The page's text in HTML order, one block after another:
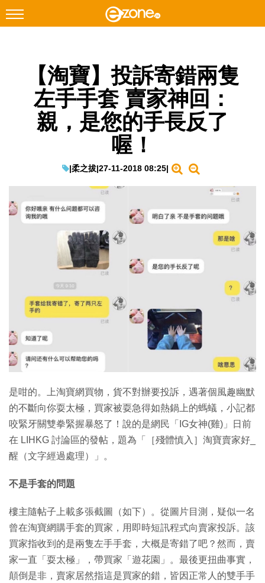
Facebook Instagram
科技焦點
網絡生活
EduTech
IT Times
生成式AI與雲端應用
Enterprise Digital Transformation
【淘寶】投訴寄錯兩隻
左手手套 賣家神回：
親，是您的手長反了
喔！
|柔之拔|27-11-2018 08:25|
是咁的。上淘寶網買物，貨不對辦要投訴，遇著個風趣幽默
的不斷向你耍太極，買家被耍急得如熱鍋上的螞蟻，小記都
咬緊牙關雙拳緊握暴怒了！說的是網民「IG女神(雞)」日前
在 LIHKG 討論區的發帖，題為「［殘體慎入］淘寶賣家好_
醒（文字經過處理）」。
不是手套的問題
樓主隨帖子上載多張截圖（如下）。從圖片目測，疑似一名
曾在淘寶網購手套的買家，用即時短訊程式向賣家投訴。該
買家指收到的是兩隻左手手套，大概是寄錯了吧？然而，賣
家一直「耍太極」，帶買家「遊花園」。最後更扭曲事實，
顛倒是非，賣家居然指這是買家的錯，皆因正常人的雙手手